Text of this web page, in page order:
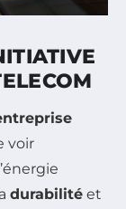
voir
durabilité et